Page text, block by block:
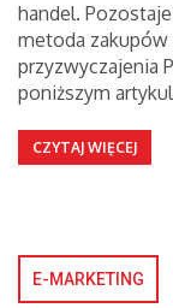
handel.
metoda
przyzwyczajenia
poniższym
CZYTAJ WIĘCEJ
E-MARKETING